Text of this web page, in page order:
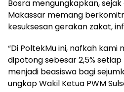
Bosra mengungkapkan,
Makassar memang
kesuksesan gerakan zakat,
“Di PoltekMu ini, nafkah kami
dipotong sebesar 2,5%
menjadi beasiswa bagi
ungkap Wakil Ketua PWM